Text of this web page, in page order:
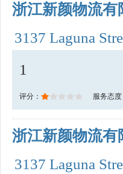
浙江新颜物流有
3137 Laguna
1
评分： 服务态度
浙江新颜物流有
3137 Laguna